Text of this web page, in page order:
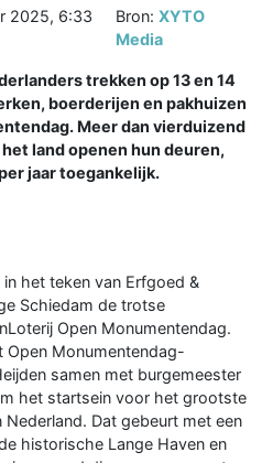
2025, 6:33
Bron: XYTO
Media
trekken op 13 en 14
boerderijen en pakhuizen
Meer dan vierduizend
land openen hun deuren,
jaar toegankelijk.
het teken van Erfgoed &
Schiedam de trotse
Open Monumentendag.
Open Monumentendag-
samen met burgemeester
het startsein voor het grootste
Dat gebeurt met een
historische Lange Haven en